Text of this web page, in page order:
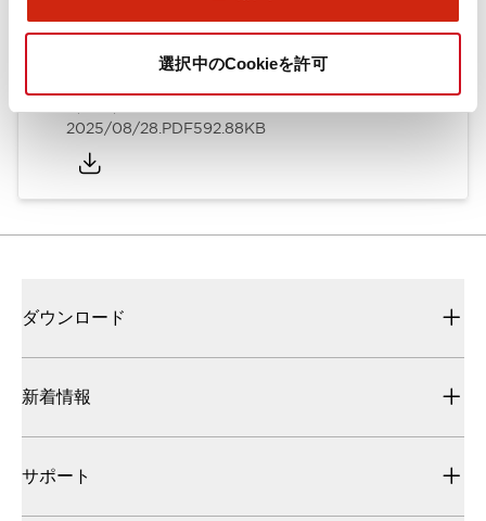
選択中のCookieを許可
2025/08/28.PDF592.88KB
ダウンロード
新着情報
サポート